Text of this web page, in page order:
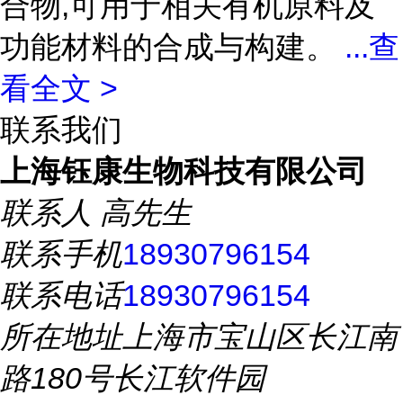
功能材料的合成与构建。 ...查
看全文 >
联系我们
上海钰康生物科技有限公司
联系人 高先生
联系手机18930796154
联系电话18930796154
所在地址上海市宝山区长江南
路180号长江软件园